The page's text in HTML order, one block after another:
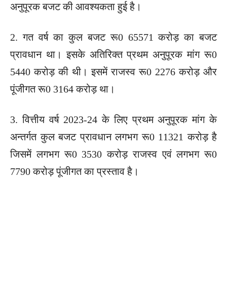
अनुपूरक बजट की आवश्यकता हुई है।
2. गत वर्ष का कुल बजट रू0 65571 करोड़ का बजट
प्रावधान था। इसके अतिरिक्त प्रथम अनुपूरक मांग रू0
5440 करोड़ की थी। इसमें राजस्व रू0 2276 करोड़ और
पूंजीगत रू0 3164 करोड़ था।
3. वित्तीय वर्ष 2023-24 के लिए प्रथम अनुपूरक मांग के
अन्तर्गत कुल बजट प्रावधान लगभग रू0 11321 करोड़ है
जिसमें लगभग रू0 3530 करोड़ राजस्व एवं लगभग रू0
7790 करोड़ पूंजीगत का प्रस्ताव है।